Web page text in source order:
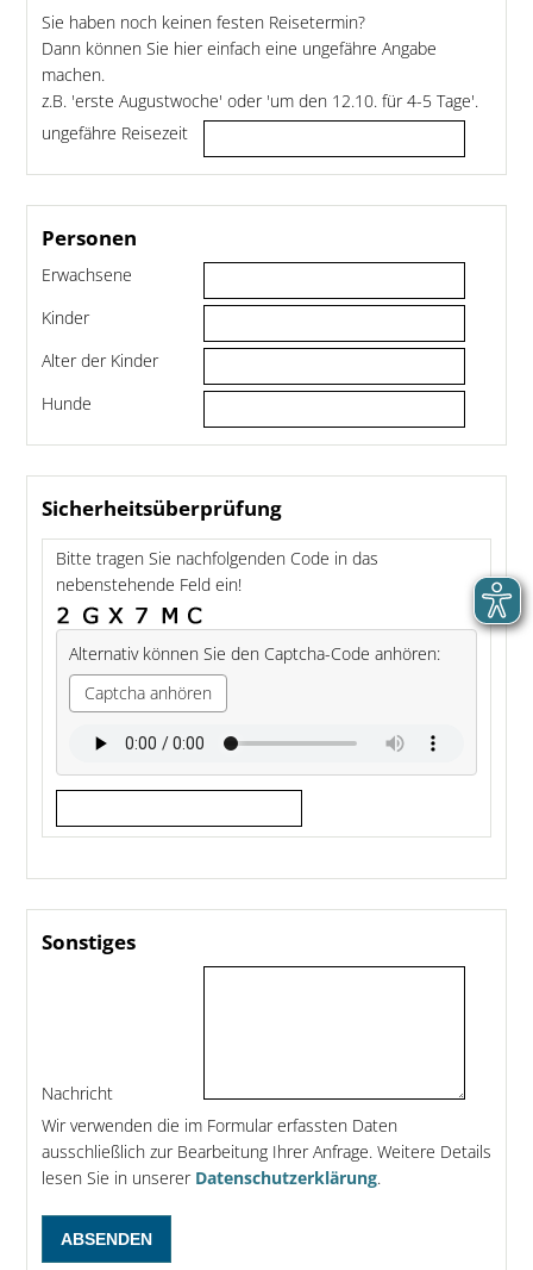
Sie haben noch keinen festen Reisetermin?
Dann können Sie hier einfach eine ungefähre Angabe
machen.
z.B. 'erste Augustwoche' oder 'um den 12.10. für 4-5 Tage'.
ungefähre Reisezeit
Personen
Erwachsene
Kinder
Alter der Kinder
Hunde
Sicherheitsüberprüfung
Bitte tragen Sie nachfolgenden Code in das
nebenstehende Feld ein!
Alternativ können Sie den Captcha-Code anhören:
Captcha anhören
Sonstiges
Nachricht
Wir verwenden die im Formular erfassten Daten
ausschließlich zur Bearbeitung Ihrer Anfrage. Weitere Details
lesen Sie in unserer Datenschutzerklärung.